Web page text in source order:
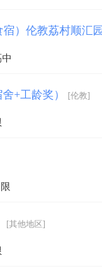
）伦教荔村顺汇园
+工龄奖） [伦教]
[其他地区]